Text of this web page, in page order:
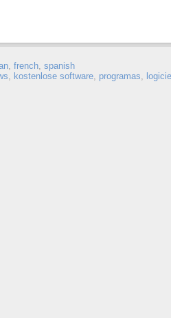
, french, spanish
, kostenlose software, programas,